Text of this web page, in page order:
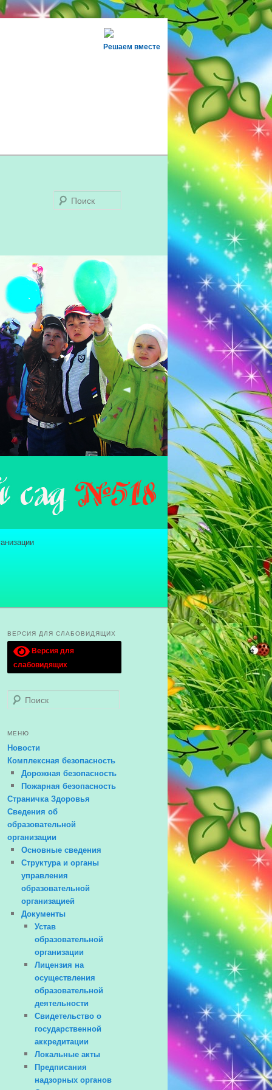
Решаем вместе
ВЕРСИЯ ДЛЯ СЛАБОВИДЯЩИХ
Версия для
слабовидящих
Поиск
МЕНЮ
Новости
Комплексная безопасность
Дорожная безопасность
Пожарная безопасность
Страничка Здоровья
Сведения об
образовательной
организации
Основные сведения
Структура и органы
управления
образовательной
организацией
Документы
Устав
образовательной
организации
Лицензия на
осуществления
образовательной
деятельности
Свидетельство о
государственной
аккредитации
Локальные акты
Предписания
надзорных органов